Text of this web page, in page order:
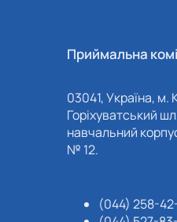
Приймальна
03041, Україна, м.
Горіхуватський
навчальний
№ 12.
(044) 258-